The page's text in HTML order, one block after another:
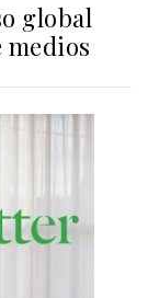
global
medios